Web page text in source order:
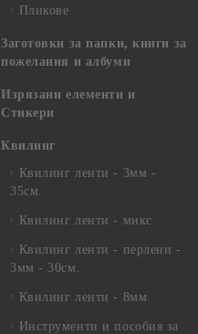
Пликове
Заготовки за папки, книги за
пожелания и албуми
Изрязани елементи и
Стикери
Квилинг
Квилинг ленти - 3мм -
35см.
Квилинг ленти - микс
Квилинг ленти - перлени -
3мм - 30см.
Квилинг ленти - 8мм
Инструменти и пособия за